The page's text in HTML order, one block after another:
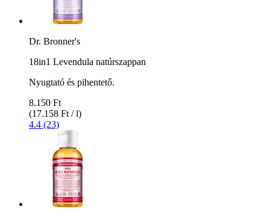
Dr. Bronner's
18in1 Levendula natúrszappan
Nyugtató és pihentető.
8.150 Ft
(17.158 Ft / l)
4.4 (23)